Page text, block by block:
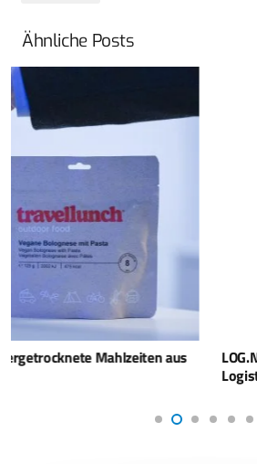
Ähnliche Posts
LOG.NET 2025 – Eindrücke des 17.